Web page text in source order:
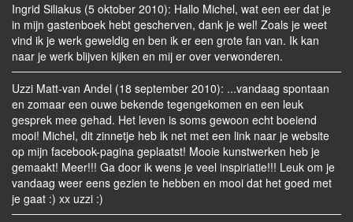
Ingrid Siliakus (5 oktober 2010): Hallo Michel, wat een eer dat je
in mijn gastenboek hebt gescherven, dank je wel! Zoals je weet
vind ik je werk geweldig en ben ik er een grote fan van. Ik kan
naar je werk blijven kijken en mij er over verwonderen.
Uzzi Matt-van Andel (18 september 2010): ‎...vandaag spontaan
en zomaar een ouwe bekende tegengekomen en een leuk
gesprek mee gehad. Het leven is soms gewoon echt boeiend
mooi! Michel, dit zinnetje heb ik net met een link naar je website
op mijn facebook-pagina geplaatst! Mooie kunstwerken heb je
gemaakt! Meer!!! Ga door ik wens je veel inspiriatie!!! Leuk om je
vandaag weer eens gezien te hebben en mooi dat het goed met
je gaat :) xx uzzi :)